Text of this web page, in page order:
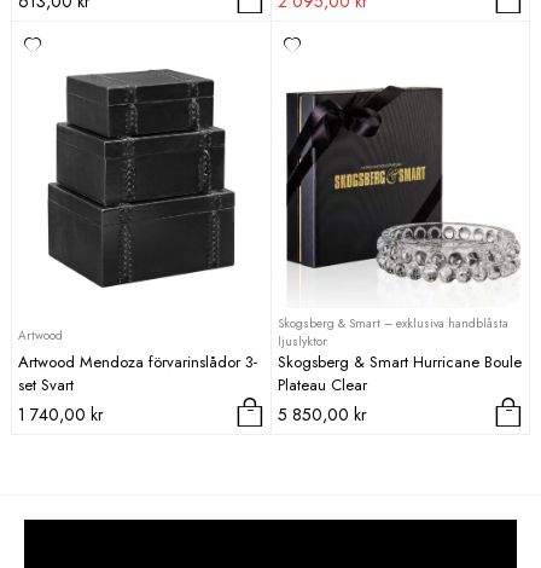
var:
899,00 kr.
är:
095,00 kr.
Artwood
Artwood Mendoza förvarinslådor 3-
set Svart
1 740,00 kr
Skogsberg & Smart – exklusiva handblåsta
ljuslyktor
Skogsberg & Smart Hurricane Boule
Plateau Clear
5 850,00 kr